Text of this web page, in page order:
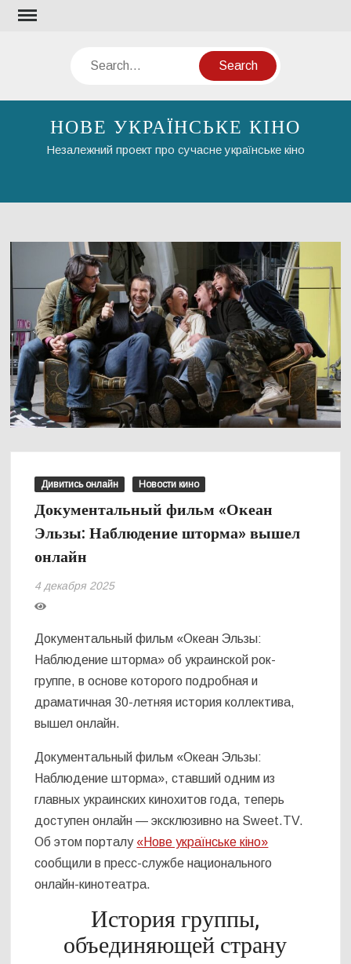
Skip
Search
НОВЕ УКРАЇНСЬКЕ КІНО
Незалежний проект про сучасне українське кіно
Дивитись онлайн Новости кино
Документальный фильм «Океан
Эльзы: Наблюдение шторма» вышел
онлайн
4 декабря 2025
Документальный фильм «Океан Эльзы:
Наблюдение шторма» об украинской рок-
группе, в основе которого подробная и
драматичная 30-летняя история коллектива,
вышел онлайн.
Документальный фильм «Океан Эльзы:
Наблюдение шторма», ставший одним из
главных украинских кинохитов года, теперь
доступен онлайн — эксклюзивно на Sweet.TV.
Об этом порталу «Нове українське кіно»
сообщили в пресс-службе национального
онлайн-кинотеатра.
История группы,
объединяющей страну